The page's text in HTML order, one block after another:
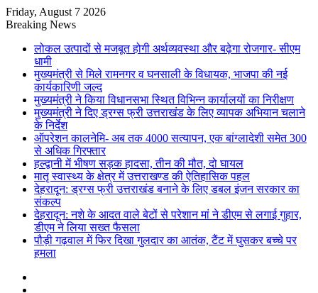
Friday, August 7 2026
Breaking News
लोकल उत्पादों से मजबूत होगी अर्थव्यवस्था और बढ़ेगा रोजगार- सीएम
धामी
मुख्यमंत्री से मिले रामनगर व घनसाली के विधायक, भाजपा की नई
कार्यकारिणी जल्द
मुख्यमंत्री ने किया विधानसभा स्थित विभिन्न कार्यालयों का निरीक्षण
मुख्यमंत्री ने दिए ड्रग्स फ्री उत्तराखंड के लिए व्यापक अभियान चलाने
के निर्देश
ऑपरेशन कालनेमि- अब तक 4000 सत्यापन, एक बांग्लादेशी समेत 300
से अधिक गिरफ्तार
हल्द्वानी में भीषण सड़क हादसा, तीन की मौत, दो घायल
मातृ स्वास्थ्य के क्षेत्र में उत्तराखण्ड की ऐतिहासिक पहल
देहरादून: ड्रग्स फ्री उत्तराखंड बनाने के लिए डबल इंजन सरकार का
संकल्प
देहरादून: नशे के आदत वाले बेटों से परेशान मां ने डीएम से लगाई गुहार,
डीएम ने लिया सख्त फैसला
पौड़ी गढ़वाल में फिर दिखा गुलदार का आतंक, टैंट में घुसकर बच्चे पर
हमला